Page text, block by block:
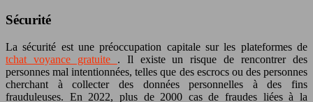
Sécurité
La sécurité est une préoccupation capitale sur les plateformes de
tchat voyance gratuite . Il existe un risque de rencontrer des
personnes mal intentionnées, telles que des escrocs ou des personnes
cherchant à collecter des données personnelles à des fins
frauduleuses. En 2022, plus de 2000 cas de fraudes liées à la